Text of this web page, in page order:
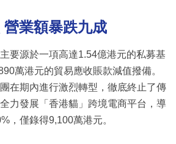
營業額暴跌九成
要源於一項高達1.54億港元的私募基
萬港元的貿易應收賬款減值撥備。
在期內進行激烈轉型，徹底終止了傳
力發展「香港貓」跨境電商平台，導
，僅錄得9,100萬港元。